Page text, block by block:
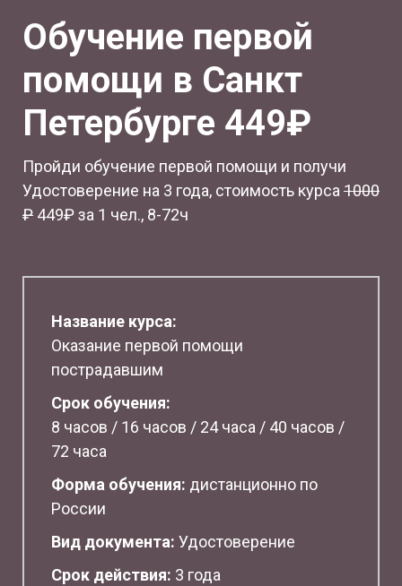
Обучение первой
помощи в Санкт
Петербурге 449₽
Пройди обучение первой помощи и получи
Удостоверение на 3 года, стоимость курса1000
₽ 449₽ за 1 чел., 8-72ч
Название курса:
Оказание первой помощи
пострадавшим
Срок обучения:
8 часов / 16 часов / 24 часа / 40 часов /
72 часа
Форма обучения: дистанционно по
России
Вид документа: Удостоверение
Срок действия: 3 года